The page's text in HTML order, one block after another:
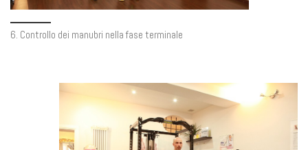
6. Controllo dei manubri nella fase terminale